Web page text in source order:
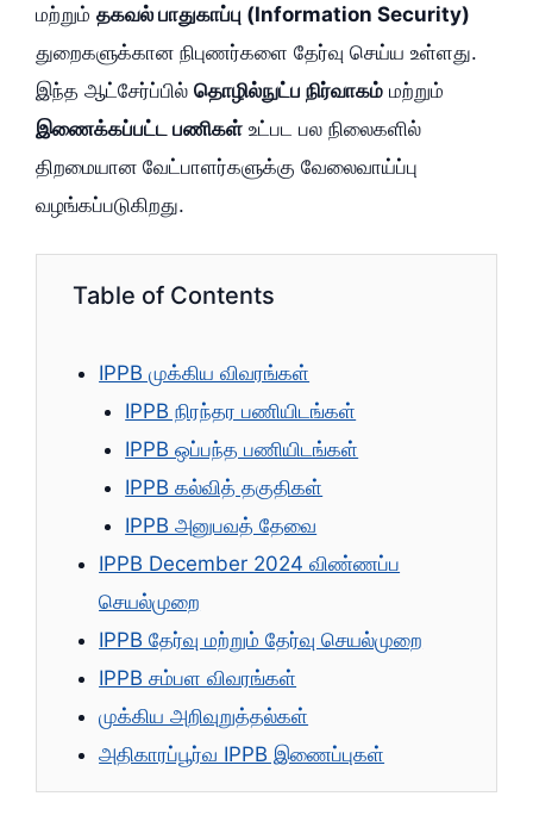
மற்றும் தகவல் பாதுகாப்பு (Information Security)
துறைகளுக்கான நிபுணர்களை தேர்வு செய்ய உள்ளது.
இந்த ஆட்சேர்ப்பில் தொழில்நுட்ப நிர்வாகம் மற்றும்
இணைக்கப்பட்ட பணிகள் உட்பட பல நிலைகளில்
திறமையான வேட்பாளர்களுக்கு வேலைவாய்ப்பு
வழங்கப்படுகிறது.
Table of Contents
IPPB முக்கிய விவரங்கள்
IPPB நிரந்தர பணியிடங்கள்
IPPB ஒப்பந்த பணியிடங்கள்
IPPB கல்வித் தகுதிகள்
IPPB அனுபவத் தேவை
IPPB December 2024 விண்ணப்ப
செயல்முறை
IPPB தேர்வு மற்றும் தேர்வு செயல்முறை
IPPB சம்பள விவரங்கள்
முக்கிய அறிவுறுத்தல்கள்
அதிகாரப்பூர்வ IPPB இணைப்புகள்